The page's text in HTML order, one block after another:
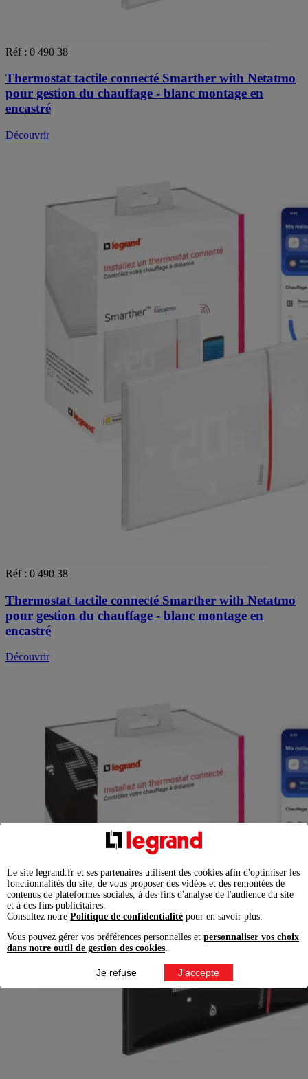
Réf : 0 490 38
Thermostat tactile connecté Smarther with Netatmo
pour gestion du chauffage - blanc montage en
encastré
Découvrir
Réf : 0 490 38
Thermostat tactile connecté Smarther with Netatmo
pour gestion du chauffage - blanc montage en
encastré
Découvrir
Le site legrand.fr et ses partenaires utilisent des cookies afin d'optimiser les
fonctionnalités du site, de vous proposer des vidéos et des remontées de
contenus de plateformes sociales, à des fins d'analyse de l'audience du site
et à des fins publicitaires.
Consultez notre Politique de confidentialité pour en savoir plus.
Vous pouvez gérer vos préférences personnelles et personnaliser vos choix
dans notre outil de gestion des cookies
Je refuse J'accepte